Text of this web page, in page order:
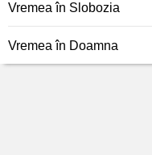
Vremea în Slobozia
Vremea în Doamna